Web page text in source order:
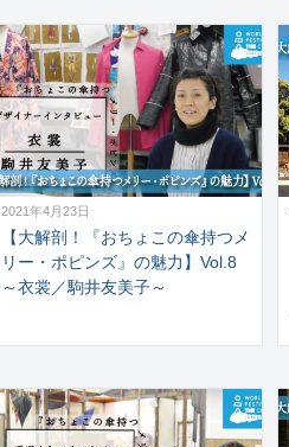
2021年4月23日
【大解剖！『おちょこの傘持つメ
リー・ポピンズ』の魅力】Vol.8
～衣裳／駒井友美子～